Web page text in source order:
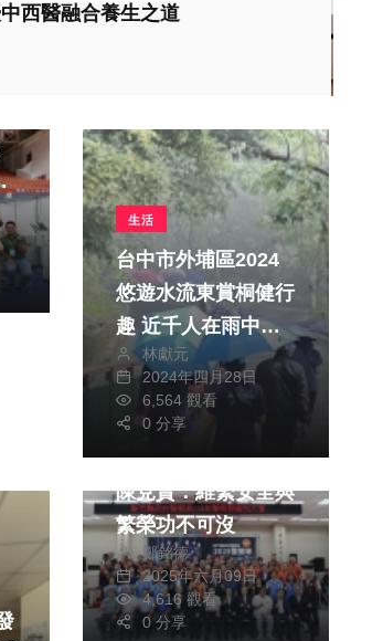
西醫融合養生之道
生活
台中市外埔區2024
悠遊水流東賞桐健行
趣 近千人在雨中輕
踏桐花四月雪 觀賞
七公里的鄉野美景
林獻元
2024年四月28日
6,564 觀看
0 分享
社會
新竹縣慶祝警察節
陳見賢：維繫安全與
繁榮功不可沒
鄭銘德
2025年六月09日
4,616 觀看
0 分享